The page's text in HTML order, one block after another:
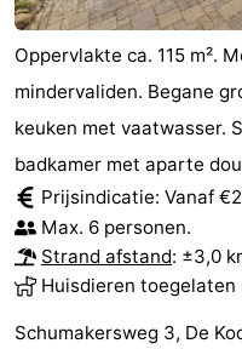
Oppervlakte ca. 115 m².
mindervaliden. Begane
keuken met vaatwasser.
badkamer met aparte
Prijsindicatie: Vanaf
Max. 6 personen.
Strand afstand: ±3,0
Huisdieren toegelaten
Schumakersweg 3, De